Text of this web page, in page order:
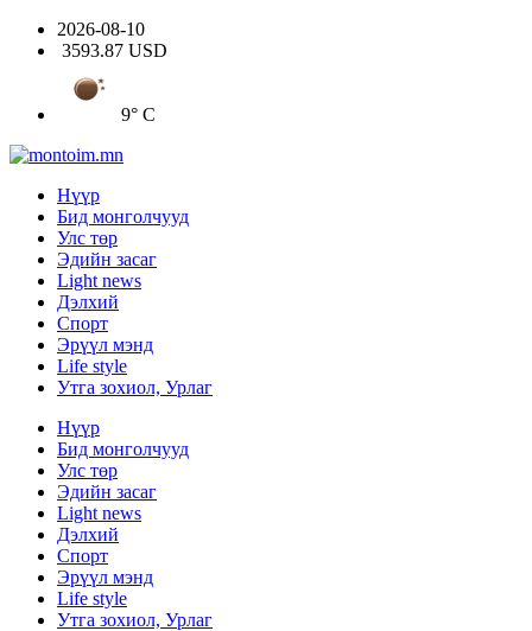
2026-08-10
3593.87 USD
9° C
Нүүр
Бид монголчууд
Улс төр
Эдийн засаг
Light news
Дэлхий
Спорт
Эрүүл мэнд
Life style
Утга зохиол, Урлаг
Нүүр
Бид монголчууд
Улс төр
Эдийн засаг
Light news
Дэлхий
Спорт
Эрүүл мэнд
Life style
Утга зохиол, Урлаг